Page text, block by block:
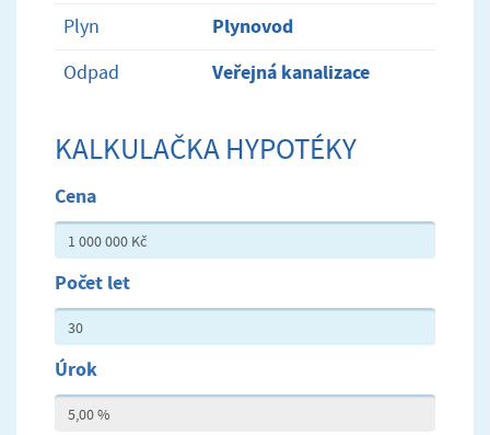
Plyn Plynovod
Odpad Veřejná kanalizace
KALKULAČKA HYPOTÉKY
Cena
Počet let
Úrok